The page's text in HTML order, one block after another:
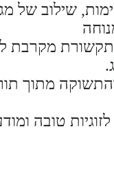
שילוב של
מקרבת
והתשוקה מתוך
טובה